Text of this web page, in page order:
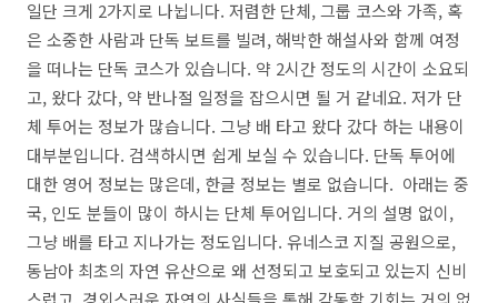
일단 크게 2가지로 나뉩니다. 저렴한 단체, 그룹 코스와 가족, 혹
은 소중한 사람과 단독 보트를 빌려, 해박한 해설사와 함께 여정
을 떠나는 단독 코스가 있습니다. 약 2시간 정도의 시간이 소요되
고, 왔다 갔다, 약 반나절 일정을 잡으시면 될 거 같네요. 저가 단
체 투어는 정보가 많습니다. 그냥 배 타고 왔다 갔다 하는 내용이
대부분입니다. 검색하시면 쉽게 보실 수 있습니다. 단독 투어에
대한 영어 정보는 많은데, 한글 정보는 별로 없습니다. 아래는 중
국, 인도 분들이 많이 하시는 단체 투어입니다. 거의 설명 없이,
그냥 배를 타고 지나가는 정도입니다. 유네스코 지질 공원으로,
동남아 최초의 자연 유산으로 왜 선정되고 보호되고 있는지 신비